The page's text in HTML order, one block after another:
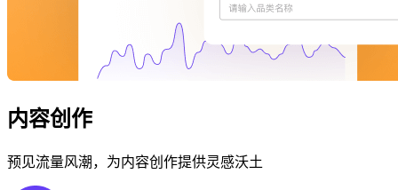
内容创作
预见流量风潮，为内容创作提供灵感沃土